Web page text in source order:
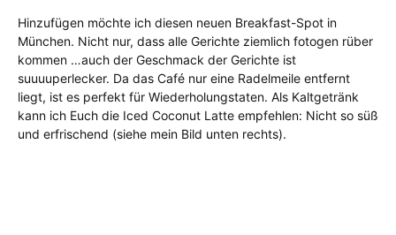
Hinzufügen möchte ich diesen neuen Breakfast-Spot in
München. Nicht nur, dass alle Gerichte ziemlich fotogen rüber
kommen …auch der Geschmack der Gerichte ist
suuuuperlecker. Da das Café nur eine Radelmeile entfernt
liegt, ist es perfekt für Wiederholungstaten. Als Kaltgetränk
kann ich Euch die Iced Coconut Latte empfehlen: Nicht so süß
und erfrischend (siehe mein Bild unten rechts).